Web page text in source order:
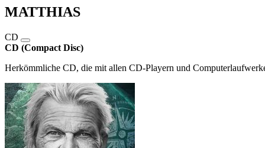
MATTHIAS
CD
CD (Compact Disc)
Herkömmliche CD, die mit allen CD-Playern und